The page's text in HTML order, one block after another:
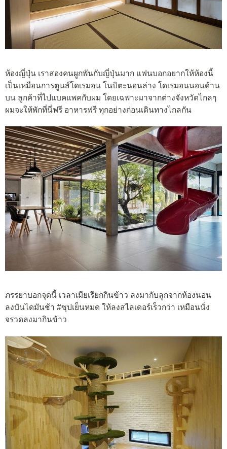
ห้องญี่ปุ่น เราสองคนผูกพันกับญี่ปุ่นมาก แฟนบอกอยากให้ห้องนี้
เป็นเหมือนการตูนส์โดเรมอน โนบิตะนอนล่าง โดเรมอนนอนด้าน
บน ลูกค้าที่ไปแบคแพคกับผม โดยเฉพาะมาจากต่างจังหวัดไกลๆ
ผมจะให้พักที่นี่ฟรี อาหารฟรี ทุกอย่างก่อนเดินทางไกลกัน
ภรรยาบอกจุดนี้ เวลาเมียเรียกกินข้าว ลงมากับลูกจากห้องนอน
ลงบันไดมันช้า #ซุปเย็นหมด ให้ลงสไลเดอร์เร็วกว่า เหมือนนั่ง
จรวดลงมากินข้าว